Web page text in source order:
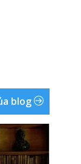
blog